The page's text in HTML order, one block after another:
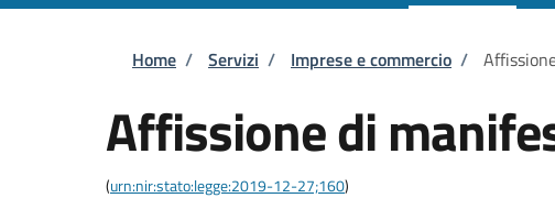
Briciole di pane
Home / Servizi / Imprese e commercio /
Affissione di
(urn:nir:stato:legge:2019-12-27;160)